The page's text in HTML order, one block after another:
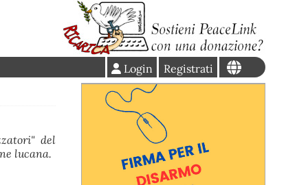
Registrati
Login
del
lucana.